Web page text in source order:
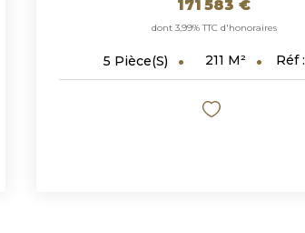
171 583 €
dont 3,99% TTC d'honoraires
5 Pièce(s) 211 M² Réf :